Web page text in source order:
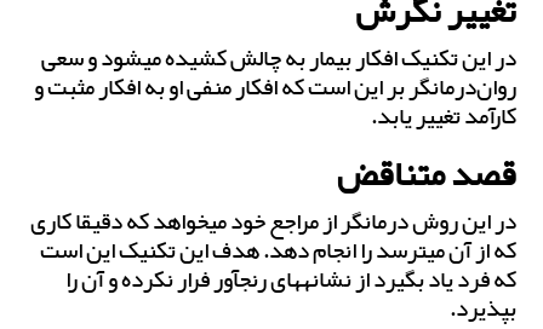
تغییر نگرش
در این تکنیک افکار بیمار به چالش کشیده می‎شود و سعی
روان‌درمانگر بر این است که افکار منفی او به افکار مثبت و
کارآمد تغییر یابد.
قصد متناقض
در این روش درمانگر از مراجع خود می‎خواهد که دقیقا کاری
که از آن می‎ترسد را انجام دهد. هدف این تکنیک این است
که فرد یاد بگیرد از نشانه‎های رنج‎آور فرار نکرده و آن را
بپذیرد.